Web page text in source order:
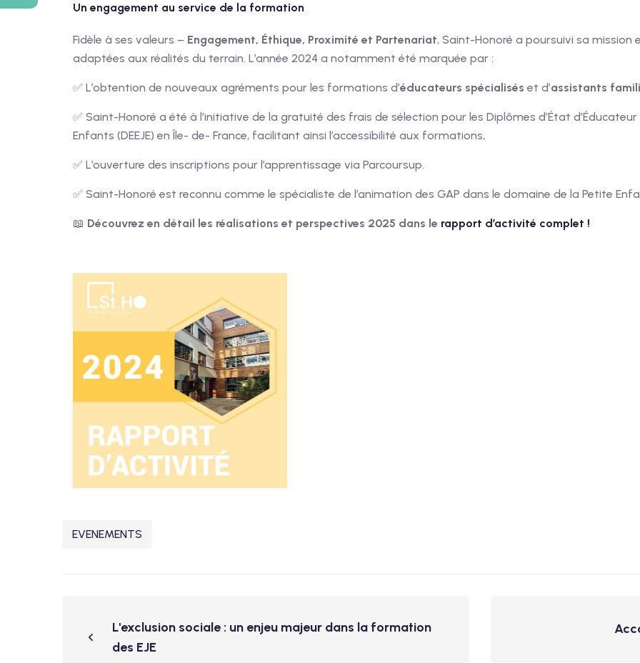
Un engagement au service de la formation
Fidèle à ses valeurs – Engagement, Éthique, Proximité et Partenariat, Saint-Honoré a poursuivi sa
adaptées aux réalités du terrain. L’année 2024 a notamment été marquée par :
✅ L’obtention de nouveaux agréments pour les formations d’éducateurs spécialisés et d’assistants
✅ Saint-Honoré a été à l’initiative de la gratuité des frais de sélection pour les Diplômes d’État d’Éducateur
Enfants (DEEJE) en Île- de- France, facilitant ainsi l’accessibilité aux formations,
✅ L’ouverture des inscriptions pour l’apprentissage via Parcoursup.
✅ Saint-Honoré est reconnu comme le spécialiste de l’animation des GAP dans le domaine de la Petite
📖 Découvrez en détail les réalisations et perspectives 2025 dans le rapport d’activité complet !
EVENEMENTS
L'exclusion sociale : un enjeu majeur dans la formation
des EJE